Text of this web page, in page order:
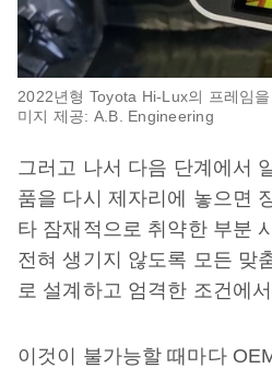
2022년형 Toyota Hi-Lux의 프레임
미지 제공: A.B. Engineering
그러고 나서 다음 단계에서
품을 다시 제자리에 놓으면
타 잠재적으로 취약한 부분
전혀 생기지 않도록 모든 맞
로 설계하고 엄격한 조건에
이것이 불가능할 때마다